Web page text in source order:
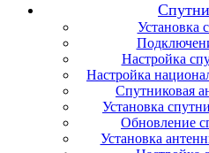
Установка
Настройка
Настройка
Спутниковая
Установка
Обновление
Установка